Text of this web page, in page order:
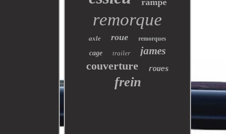
rampe
remorque
axle roue remorques
cage trailer james
couverture roues
frein